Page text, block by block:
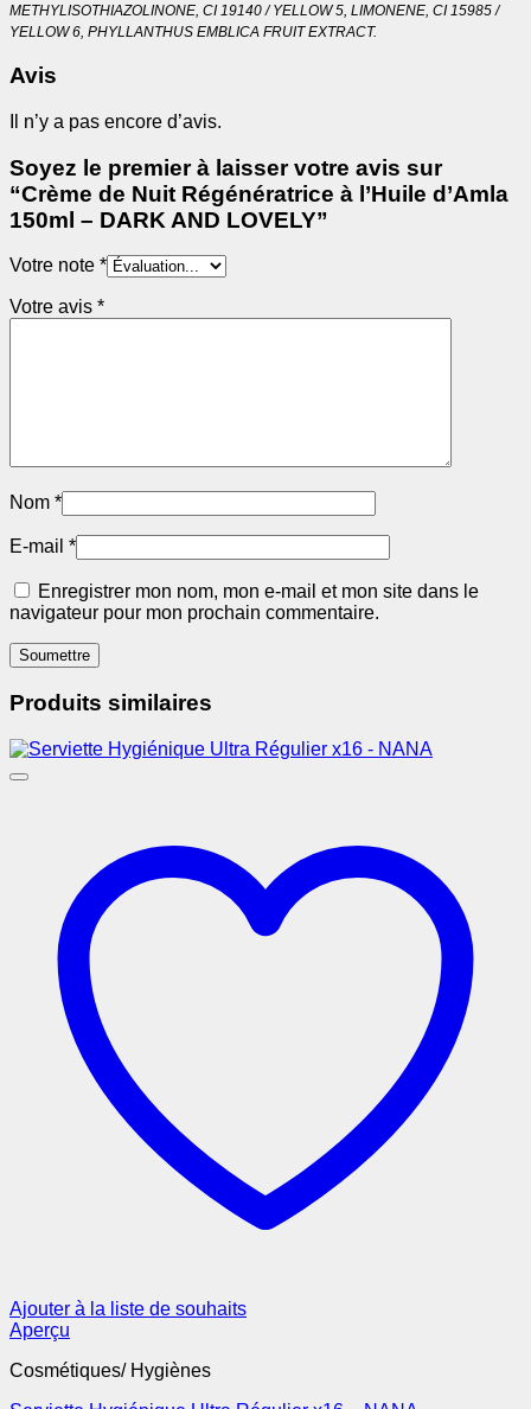
METHYLISOTHIAZOLINONE, CI 19140 / YELLOW 5, LIMONENE, CI 15985 /
YELLOW 6, PHYLLANTHUS EMBLICA FRUIT EXTRACT.
Avis
Il n’y a pas encore d’avis.
Soyez le premier à laisser votre avis sur
“Crème de Nuit Régénératrice à l’Huile d’Amla
150ml – DARK AND LOVELY”
Votre note *
Votre avis *
Nom *
E-mail *
Enregistrer mon nom, mon e-mail et mon site dans le
navigateur pour mon prochain commentaire.
Produits similaires
Ajouter à la liste de souhaits
Aperçu
Cosmétiques/ Hygiènes